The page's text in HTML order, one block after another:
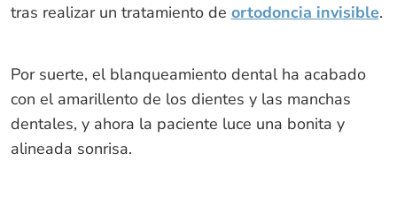
tras realizar un tratamiento de ortodoncia invisible.
Por suerte, el blanqueamiento dental ha acabado
con el amarillento de los dientes y las manchas
dentales, y ahora la paciente luce una bonita y
alineada sonrisa.